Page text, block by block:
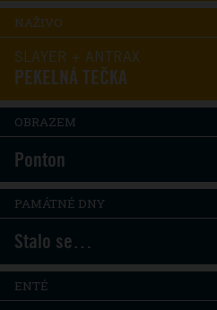
NAŽIVO
SLAYER + ANTRAX
PEKELNÁ TEČKA
OBRAZEM
Ponton
PAMÁTNÉ DNY
Stalo se…
ENTÉ